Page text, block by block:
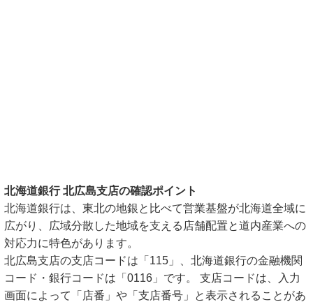
北海道銀行 北広島支店の確認ポイント
北海道銀行は、東北の地銀と比べて営業基盤が北海道全域に
広がり、広域分散した地域を支える店舗配置と道内産業への
対応力に特色があります。
北広島支店の支店コードは「115」、北海道銀行の金融機関
コード・銀行コードは「0116」です。 支店コードは、入力
画面によって「店番」や「支店番号」と表示されることがあ